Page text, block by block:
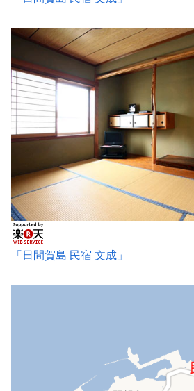
「日間賀島 民宿 文成」